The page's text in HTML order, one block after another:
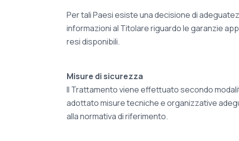
Per tali Paesi esiste una decisione di
informazioni al Titolare riguardo le garanzie
resi disponibili.
Misure di sicurezza
Il Trattamento viene effettuato secondo
adottato misure tecniche e organizzative
alla normativa di riferimento.